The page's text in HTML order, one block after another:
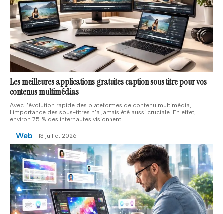
Les meilleures applications gratuites caption sous titre pour vos
contenus multimédias
Avec l'évolution rapide des plateformes de contenu multimédia,
l'importance des sous-titres n'a jamais été aussi cruciale. En effet,
environ 75 % des internautes visionnent…
Web 13 juillet 2026